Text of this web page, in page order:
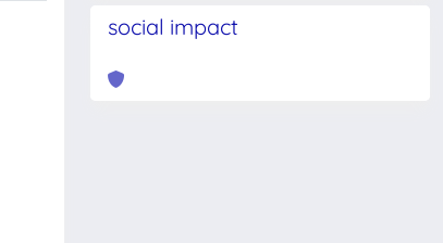
social impact